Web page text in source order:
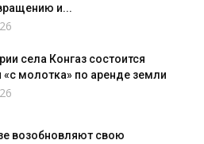
и...
села Конгаз состоится
«с молотка» по аренде земли
возобновляют свою